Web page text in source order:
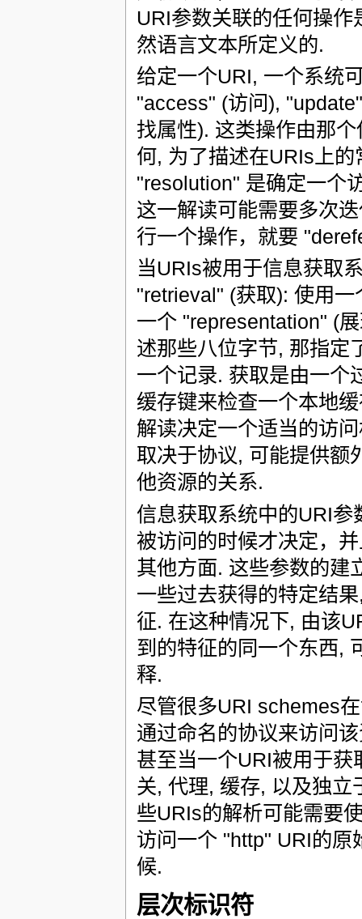
URI参数关联的任何操
然语言文本所定义的.
给定一个URI, 一个系统
"access" (访问),
找属性). 这类操作由那
何, 为了描述在URIs上
"resolution" 是确定一个
这一解读可能需要多次
行一个操作，就要
当URIs被用于信息获取
"retrieval" (获取): 使用
一个 "representation" (
述那些八位字节, 那指定
一个记录. 获取是由一个
缓存键来检查一个本地
解读决定一个适当的访
取决于协议, 可能提供额
他资源的关系.
信息获取系统中的URI
被访问的时候才决定，
其他方面. 这些参数的建
一些过去获得的特定结
征. 在这种情况下, 由该
到的特征的同一个东西,
释.
尽管很多URI schemes
通过命名的协议来访问
甚至当一个URI被用于
关, 代理, 缓存, 以及独
些URIs的解析可能需要
访问一个 "http" URI的原
候.
层次标识符